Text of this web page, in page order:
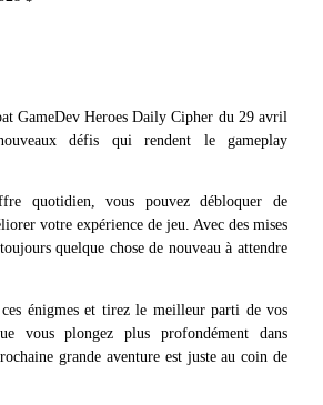
recevoir des récompenses en espèces
GameDev Heroes Daily Cipher du 29 avril
défis qui rendent le gameplay
quotidien, vous pouvez débloquer de
votre expérience de jeu. Avec des mises
quelque chose de nouveau à attendre
énigmes et tirez le meilleur parti de vos
vous plongez plus profondément dans
grande aventure est juste au coin de